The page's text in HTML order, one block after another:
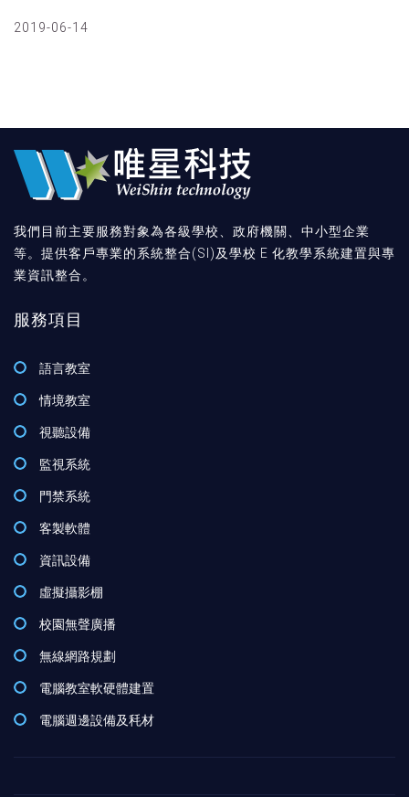
2019-06-14
我們目前主要服務對象為各級學校、政府機關、中小型企業
等。提供客戶專業的系統整合(SI)及學校 E 化教學系統建置與專
業資訊整合。
服務項目
語言教室
情境教室
視聽設備
監視系統
門禁系統
客製軟體
資訊設備
虛擬攝影棚
校園無聲廣播
無線網路規劃
電腦教室軟硬體建置
電腦週邊設備及秏材